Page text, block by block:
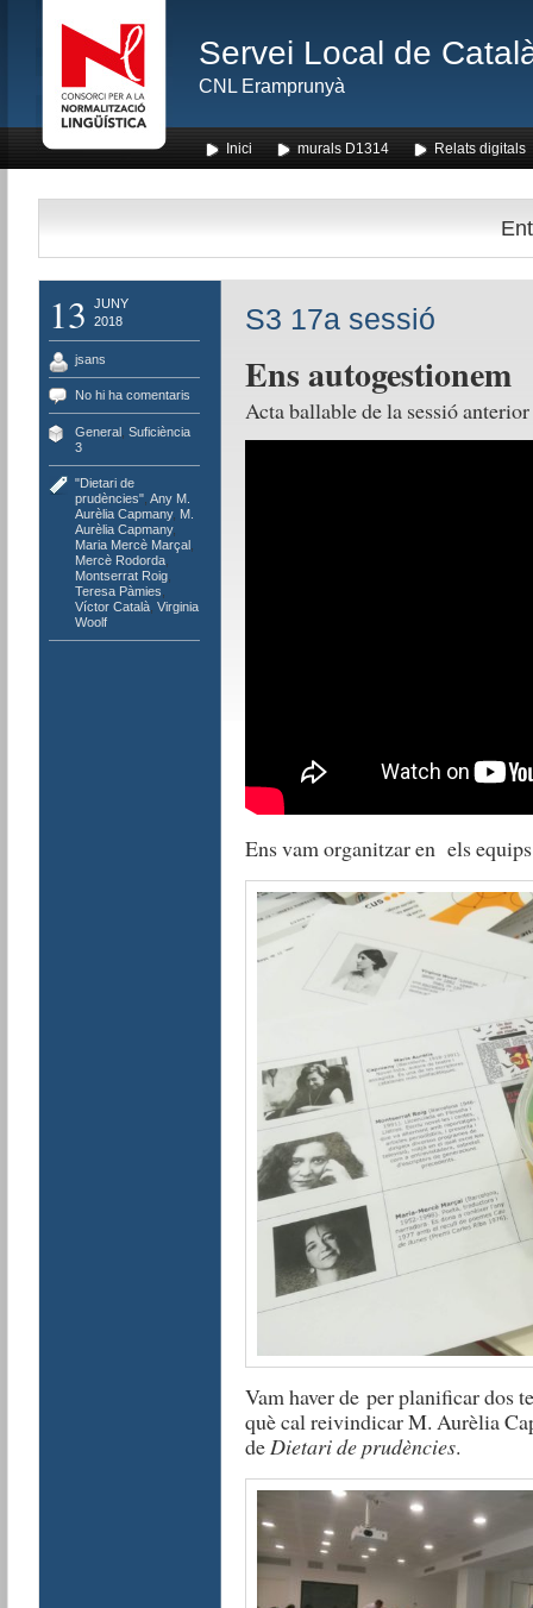
Servei Local de
CNL Eramprunyà
Inici murals D1314 Relats digitals
13
JUNY
2018
jsans
No hi ha comentaris
General, Suficiència
3
"Dietari de
prudències", Any M.
Aurèlia Capmany, M.
Aurèlia Capmany,
Maria Mercè Marçal,
Mercè Rodorda,
Montserrat Roig,
Teresa Pàmies
Víctor Català, Virginia
Woolf
S3 17a sessió
Ens autogestionem
Acta ballable de la sessió anterior
Ens vam organitzar en els
Vam haver de per planificar dos
què cal reivindicar M. Aurèlia
deDietari de prudències.